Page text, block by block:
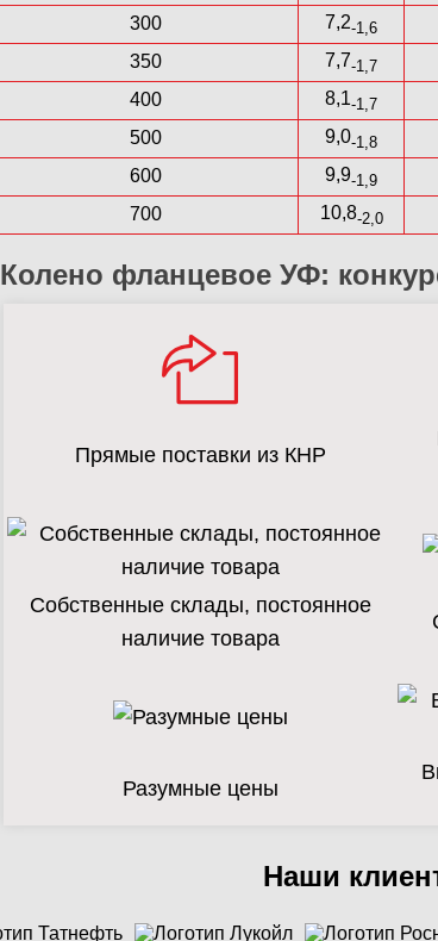
300
7,2-1,6
350
7,7-1,7
400
8,1-1,7
500
9,0-1,8
600
9,9-1,9
700
10,8-2,0
Колено фланцевое УФ:
Прямые поставки из КНР
Собственные склады, постоянное
наличие товара
Разумные цены
Наши